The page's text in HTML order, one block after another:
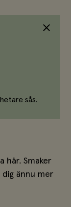
sås.
här. Smaker
ännu mer